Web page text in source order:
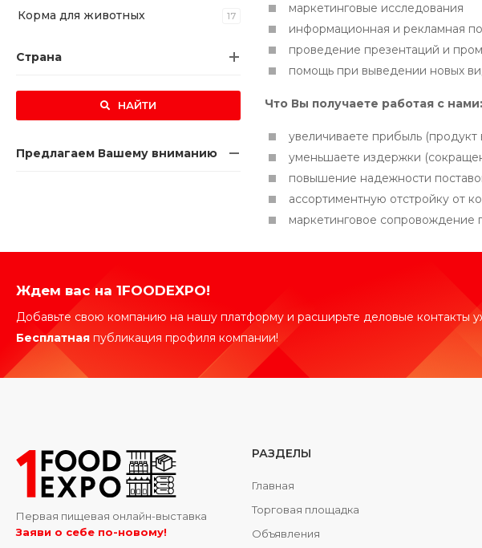
Корма для животных 17
Страна
НАЙТИ
Предлагаем Вашему вниманию
маркетинговые исследования
информационная и рекламная
проведение презентаций и
помощь при выведении новых
Что Вы получаете работая с нами:
увеличиваете прибыль
уменьшаете издержки
повышение надежности
ассортиментную отстройку от
маркетинговое сопровождение
Ждем вас на 1FOODEXPO!
Добавьте свою компанию на нашу платформу и расширьте деловые контакты
Бесплатная публикация профиля компании!
Первая пищевая онлайн-выставка
Заяви о себе по-новому!
РАЗДЕЛЫ
Главная
Торговая площадка
Объявления